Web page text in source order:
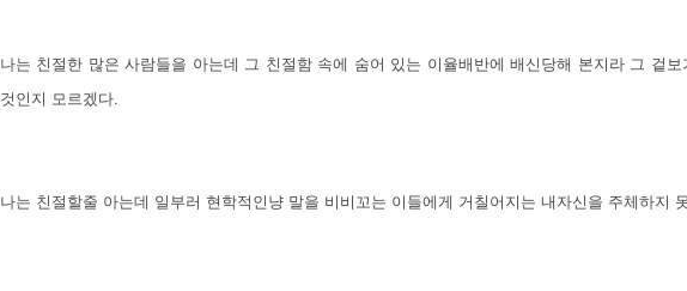
나는 친절한 많은 사람들을 아는데 그 친절함 속에 숨어 있는 이율배반에 배신당해 본지라 그 겉
것인지 모르겠다.
나는 친절할줄 아는데 일부러 현학적인냥 말을 비비꼬는 이들에게 거칠어지는 내자신을 주체하지